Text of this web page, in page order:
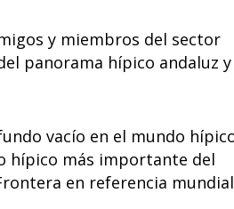
y miembros del sector
panorama hípico andaluz y
vacío en el mundo
hípico más importante del
en referencia mundial